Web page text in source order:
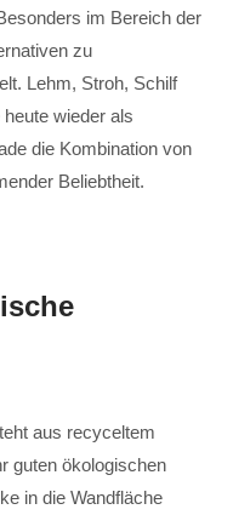
im Bereich der
zu
Lehm, Stroh, Schilf
wieder als
die Kombination von
Beliebtheit.
aus recyceltem
guten ökologischen
in die Wandfläche